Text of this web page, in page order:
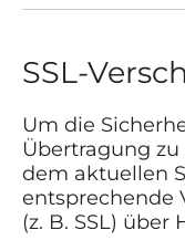
SSL-
Um die
Übertragung
dem aktuellen
entsprechende
(z. B. SSL) über